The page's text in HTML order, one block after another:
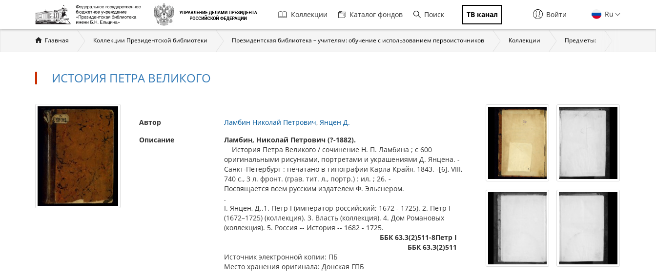
Главная
навигация
Коллекции Каталог фондов Поиск ТВ канал Ru
Войти
Вы
здесь
Главная Коллекции Президентской библиотеки Президентская библиотека – учителям: обучение с использованием первоисточников Коллекции Предметы:
ИСТОРИЯ ПЕТРА ВЕЛИКОГО
Автор Ламбин Николай Петрович Янцен Д.
Описание
Ламбин, Николай Петрович (?-1882).
История Петра Великого / сочинение Н. П. Ламбина ; с 600
оригинальными рисунками, портретами и украшениями Д. Янцена. -
Санкт-Петербург : печатано в типографии Карла Крайя, 1843. -[6], VIII,
740 с., 3 л. фронт. (грав. тит. л., портр.) : ил. ; 26. -
Посвящается всем русским издателем Ф. Эльснером.
.
I. Янцен, Д..1. Петр I (император российский; 1672 - 1725). 2. Петр I
(1672–1725) (коллекция). 3. Власть (коллекция). 4. Дом Романовых
(коллекция). 5. Россия -- История -- 1682 - 1725.
ББК 63.3(2)511-8Петр I
ББК 63.3(2)511
Источник электронной копии: ПБ
Место хранения оригинала: Донская ГПБ